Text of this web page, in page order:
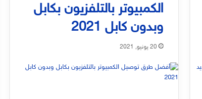
الكمبيوتر بالتلفزيون بكابل
وبدون كابل 2021
20 يونيو, 2021